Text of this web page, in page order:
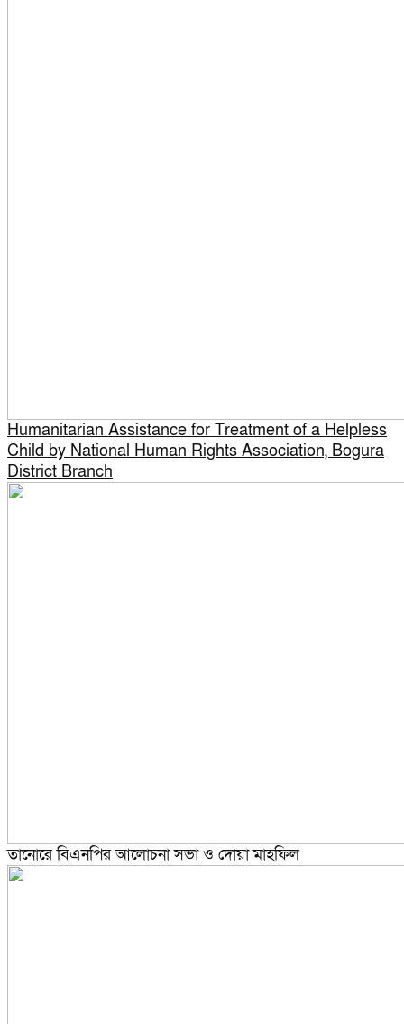
Humanitarian Assistance for Treatment of a Helpless
Child by National Human Rights Association, Bogura
District Branch
তানোরে বিএনপির আলোচনা সভা ও দোয়া মাহফিল